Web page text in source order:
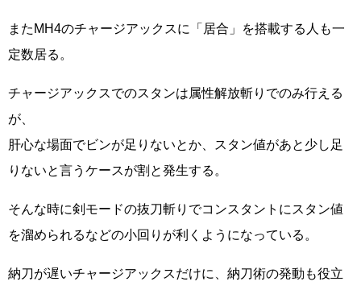
またMH4のチャージアックスに「居合」を搭載する人も一
定数居る。
チャージアックスでのスタンは属性解放斬りでのみ行える
が、
肝心な場面でビンが足りないとか、スタン値があと少し足
りないと言うケースが割と発生する。
そんな時に剣モードの抜刀斬りでコンスタントにスタン値
を溜められるなどの小回りが利くようになっている。
納刀が遅いチャージアックスだけに、納刀術の発動も役立